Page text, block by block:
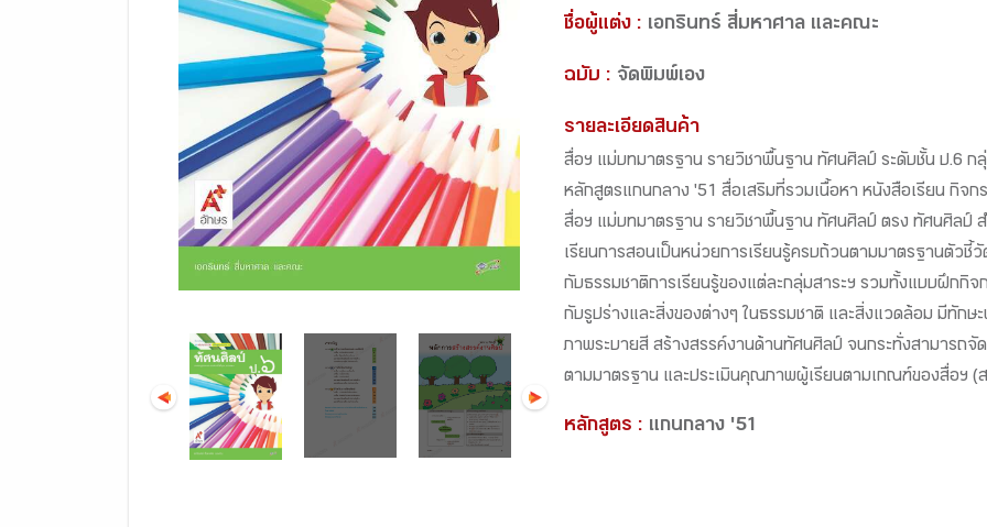
ชื่อผู้แต่ง : เอกรินทร์ สี่มหาศาล และคณะ
ฉบับ : จัดพิมพ์เอง
รายละเอียดสินค้า
สื่อฯ แม่บทมาตรฐาน รายวิชาพื้นฐาน ทัศนศิลป์ ระดับชั้น ป.6 กลุ่
หลักสูตรแกนกลาง '51 สื่อเสริมที่รวมเนื้อหา หนังสือเรียน กิจก
สื่อฯ แม่บทมาตรฐาน รายวิชาพื้นฐาน ทัศนศิลป์ ตรง ทัศนศิลป์ ส
เรียนการสอนเป็นหน่วยการเรียนรู้ครบถ้วนตามมาตรฐานตัวชี้
กับธรรมชาติการเรียนรู้ของแต่ละกลุ่มสาระฯ รวมทั้งแบบฝึกกิจ
กับรูปร่างและสิ่งของต่างๆ ในธรรมชาติ และสิ่งแวดล้อม มีทัก
ภาพระบายสี สร้างสรรค์งานด้านทัศนศิลป์ จนกระทั่งสามารถจั
ตามมาตรฐาน และประเมินคุณภาพผู้เรียนตามเกณฑ์ของสื่อฯ (
หลักสูตร : แกนกลาง '51